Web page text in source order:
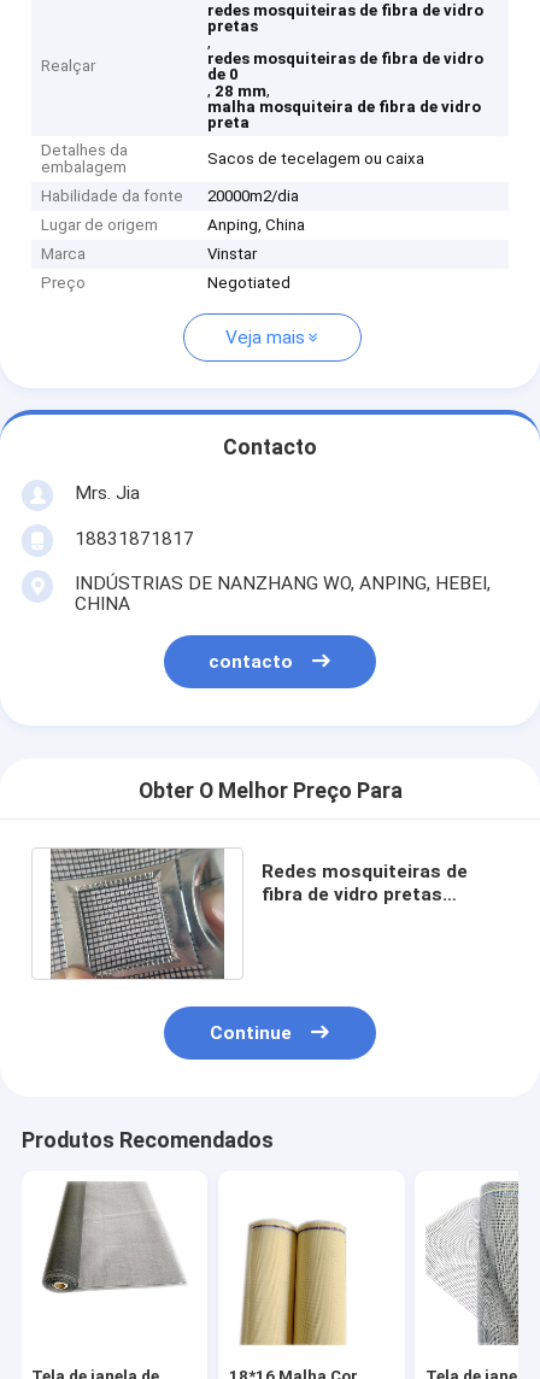
Realçar
redes mosquiteiras de fibra de vidro
pretas
,
redes mosquiteiras de fibra de vidro
de 0
, 28 mm,
malha mosquiteira de fibra de vidro
preta
Detalhes da
embalagem
Sacos de tecelagem ou caixa
Habilidade da fonte
20000m2/dia
Lugar de origem
Anping, China
Marca
Vinstar
Preço
Negotiated
Veja mais
Contacto
Mrs. Jia
18831871817
INDÚSTRIAS DE NANZHANG WO, ANPING, HEBEI,
CHINA
contacto
Obter O Melhor Preço Para
Redes mosquiteiras de
fibra de vidro pretas
Continue
Produtos Recomendados